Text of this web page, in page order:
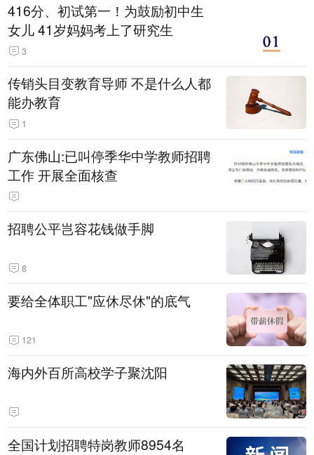
416分、初试第一！为鼓励初中生
女儿 41岁妈妈考上了研究生
3
传销头目变教育导师 不是什么人都
能办教育
1
广东佛山:已叫停季华中学教师招聘
工作 开展全面核查
招聘公平岂容花钱做手脚
8
要给全体职工"应休尽休"的底气
121
海内外百所高校学子聚沈阳
全国计划招聘特岗教师8954名